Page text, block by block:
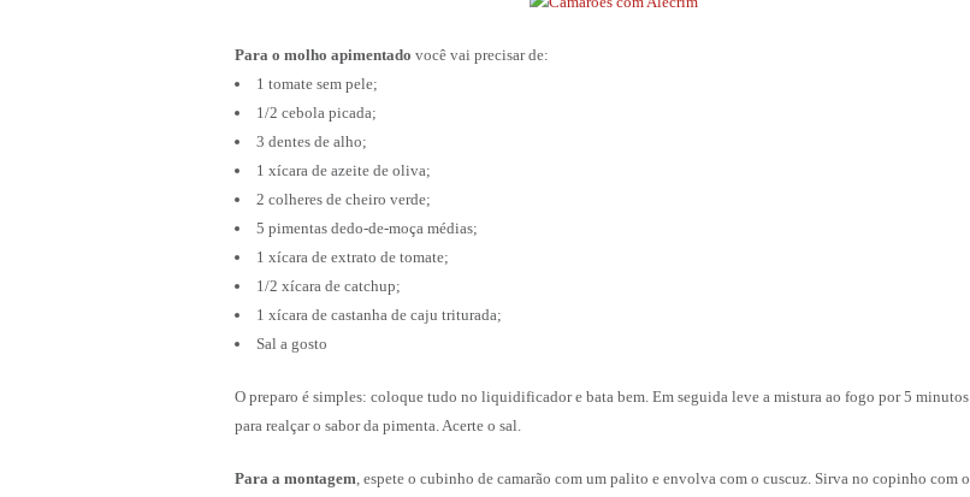
Para o molho apimentado você vai precisar de:
1 tomate sem pele;
1/2 cebola picada;
3 dentes de alho;
1 xícara de azeite de oliva;
2 colheres de cheiro verde;
5 pimentas dedo-de-moça médias;
1 xícara de extrato de tomate;
1/2 xícara de catchup;
1 xícara de castanha de caju triturada;
Sal a gosto
O preparo é simples: coloque tudo no liquidificador e bata bem. Em seguida leve a mistura ao fogo por 5 minutos
para realçar o sabor da pimenta. Acerte o sal.
Para a montagem, espete o cubinho de camarão com um palito e envolva com o cuscuz. Sirva no copinho com o